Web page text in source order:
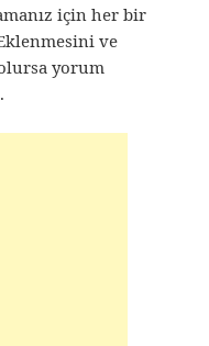
için her bir
ve
yorum